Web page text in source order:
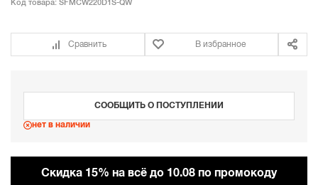
Код товара: SFMCW220D1S-QW
Сравнить В избранное
СООБЩИТЬ О ПОСТУПЛЕНИИ
нет в наличии
Cкидка 15% на всё до 10.08 по промокоду